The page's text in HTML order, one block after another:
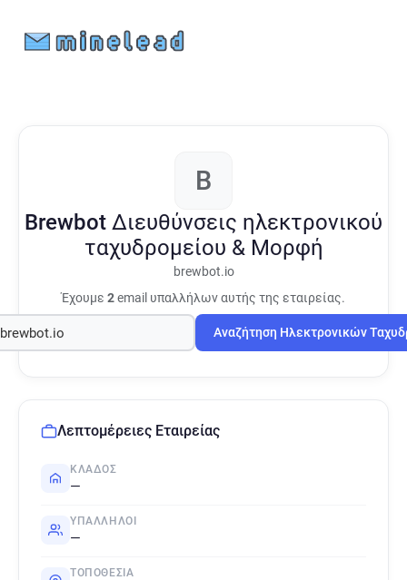
B
Brewbot Διευθύνσεις ηλεκτρονικού
ταχυδρομείου & Μορφή
brewbot.io
Έχουμε 2email υπαλλήλων αυτής της εταιρείας.
Αναζήτηση Ηλεκτρονικών
Λεπτομέρειες Εταιρείας
ΚΛΆΔΟΣ
—
ΥΠΆΛΛΗΛΟΙ
—
ΤΟΠΟΘΕΣΊΑ